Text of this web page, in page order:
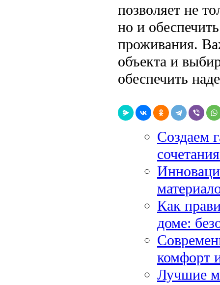
позволяет не
но и
проживания.
объекта и
обеспечить
Создаем
Как
доме:
комфорт
Лучшие